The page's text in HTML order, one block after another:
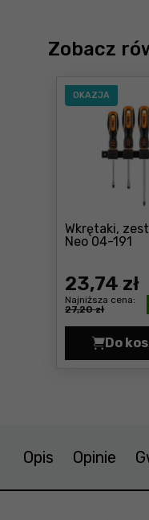
Zobacz
OKAZJA
Wkrętaki,
Neo 04-191
23,74 zł
Najniższa cena:
27,20 zł
Do
Opis Opinie